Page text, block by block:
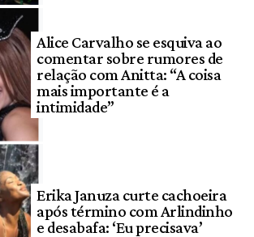
Alice Carvalho se esquiva ao
comentar sobre rumores de
relação com Anitta: “A coisa
mais importante é a
intimidade”
Erika Januza curte cachoeira
após término com Arlindinho
e desabafa: ‘Eu precisava’